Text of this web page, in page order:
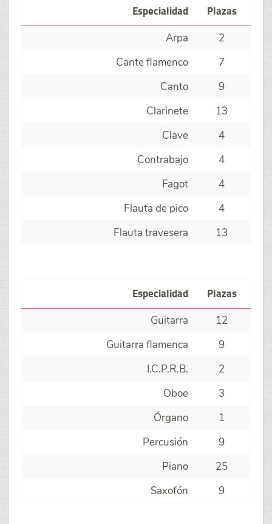
Especialidad Plazas
Arpa
2
Cante flamenco
7
Canto
9
Clarinete
13
Clave
4
Contrabajo
4
Fagot
4
Flauta de pico
4
Flauta travesera
13
Especialidad Plazas
Guitarra
12
Guitarra flamenca
9
I.C.P.R.B.
2
Oboe
3
Órgano
1
Percusión
9
Piano
25
Saxofón
9